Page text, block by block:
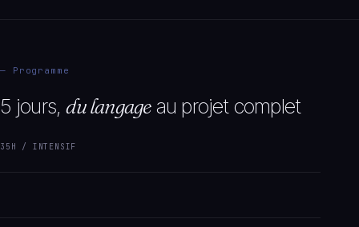
— Programme
5 jours, du langageau projet complet
35H / INTENSIF